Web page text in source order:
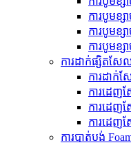
ការបូមខ្
ការបូមខ្ស
ការបូមខ្ស
ការដាក់ផ្សិតសែ
ការដាក់
ការ​ដេ
ការ​ដេ
ការដេញ
ការបាត់បង់